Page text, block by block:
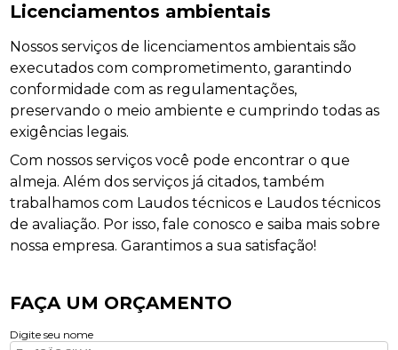
Licenciamentos ambientais
Nossos serviços de licenciamentos ambientais são
executados com comprometimento, garantindo
conformidade com as regulamentações,
preservando o meio ambiente e cumprindo todas as
exigências legais.
Com nossos serviços você pode encontrar o que
almeja. Além dos serviços já citados, também
trabalhamos com Laudos técnicos e Laudos técnicos
de avaliação. Por isso, fale conosco e saiba mais sobre
nossa empresa. Garantimos a sua satisfação!
FAÇA UM ORÇAMENTO
Digite seu nome